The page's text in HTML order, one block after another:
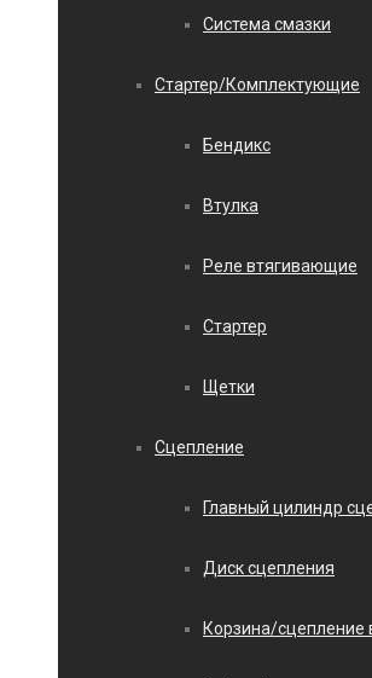
Система смазки
Стартер/Комплектующие
Бендикс
Втулка
Реле втягивающие
Стартер
Щетки
Сцепление
Главный цилиндр
Диск сцепления
Корзина/сцепление